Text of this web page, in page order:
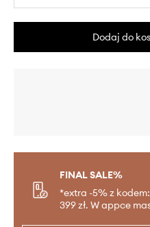
Dodaj do
FINAL SALE%
*extra -5% z
399 zł. W appce